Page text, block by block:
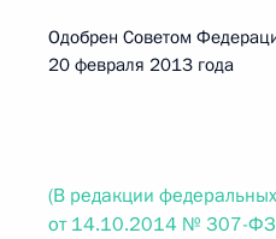
Одобрен
20 февраля 2013 года
(В редакции
от 14.10.2014 № 307-